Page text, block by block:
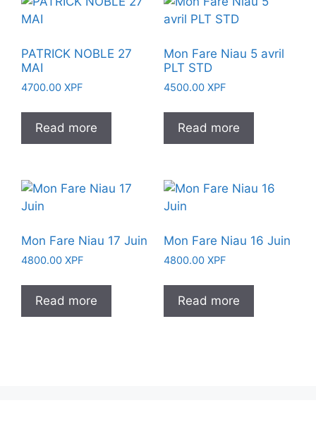
PATRICK NOBLE 27
MAI
4700.00 XPF
Read more
Mon Fare Niau 5 avril
PLT STD
4500.00 XPF
Read more
Mon Fare Niau 17 Juin
4800.00 XPF
Read more
Mon Fare Niau 16 Juin
4800.00 XPF
Read more